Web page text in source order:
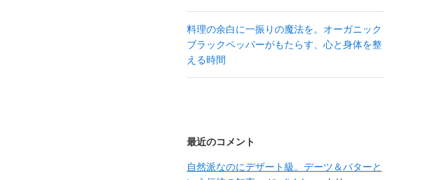
料理の余白に一振りの魔法を。オーガニック
ブラックペッパーがもたらす、心と身体を整
える時間
最近のコメント
自然派なのにデザート級。デーツ＆バターと